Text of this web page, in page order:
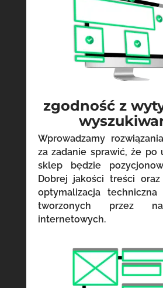
zgodność z
Wprowadzamy
za zadanie sprawić, że po
sklep będzie
Dobrej jakości treści
optymalizacja
tworzonych przez
internetowych.